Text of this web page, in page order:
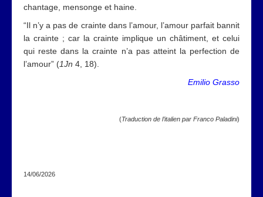
chantage, mensonge et haine.
“Il n’y a pas de crainte dans l’amour, l’amour parfait bannit
la crainte ; car la crainte implique un châtiment, et celui
qui reste dans la crainte n’a pas atteint la perfection de
l’amour” (1Jn 4, 18).
Emilio Grasso
(Traduction de l’italien par Franco Paladini)
14/06/2026